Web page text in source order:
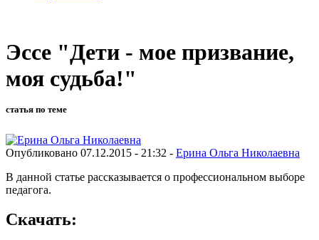
Эссе "Дети - мое призвание,
моя судьба!"
статья по теме
Опубликовано 07.12.2015 - 21:32 - Ерина Ольга Николаевна
В данной статье рассказывается о профессиональном выборе
педагога.
Скачать: